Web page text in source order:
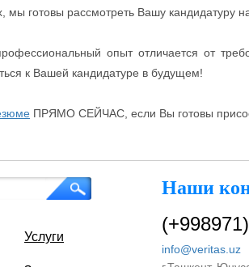
мы готовы рассмотреть Вашу кандидатуру
опыт отличается от
к Вашей кандидатуре в будущем!
ПРЯМО СЕЙЧАС, если Вы готовы
Услуги
Наши
info@veritas.uz